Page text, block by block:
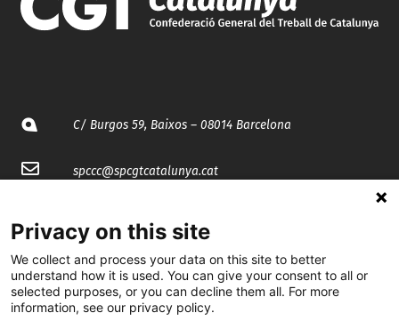
C/ Burgos 59, Baixos – 08014 Barcelona
spccc@spcgtcatalunya.cat
@CGTCatalunya
cgtcatalunya
Privacy on this site
We collect and process your data on this site to better
understand how it is used. You can give your consent to all or
selected purposes, or you can decline them all. For more
information, see our privacy policy.